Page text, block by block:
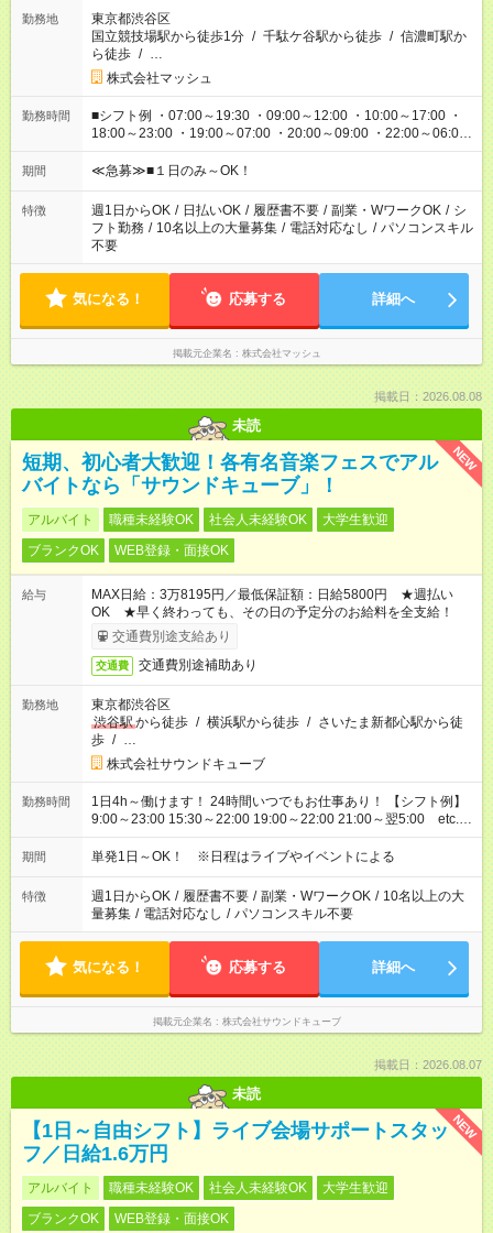
勤務地
東京都渋谷区
国立競技場駅から徒歩1分 / 千駄ケ谷駅から徒歩 / 信濃町駅か
ら徒歩 / …
株式会社マッシュ
勤務時間
■シフト例 ・07:00～19:30 ・09:00～12:00 ・10:00～17:00 ・
18:00～23:00 ・19:00～07:00 ・20:00～09:00 ・22:00～06:00
etc ★最短で3時間で5,120円のお仕事から 15時間で2万円近く稼
げるお仕事も！ ご希望のお時間に合わせてご紹介！ ※シフトは
ください！
期間 ≪急募≫■１日のみ～OK！
特徴 週1日からOK / 日払いOK / 履歴書不要 / 副業・WワークOK / シ
フト勤務 / 10名以上の大量募集 / 電話対応なし / パソコンスキル
不要
気になる！ 応募する 詳細へ
掲載元企業名 株式会社マッシュ
掲載日：2026.08.08
未読
NEW
短期、初心者大歓迎！各有名音楽フェスでアル
バイトなら「サウンドキューブ」！
アルバイト 職種未経験OK 社会人未経験OK
大学生歓迎
ブランクOK
WEB登録・面接OK
給与
MAX日給：3万8195円／最低保証額：日給5800円 ★週払い
OK ★早く終わっても、その日の予定分のお給料を全支給！
交通費別途支給あり
交通費 交通費別途補助あり
勤務地
東京都渋谷区
渋谷駅から徒歩 / 横浜駅から徒歩 / さいたま新都心駅から徒
歩 / …
株式会社サウンドキューブ
勤務時間
1日4h～働けます！ 24時間いつでもお仕事あり！ 【シフト例】
9:00～23:00 15:30～22:00 19:00～22:00 21:00～翌5:00 etc...
※現場により異なります 【日給例】 案内／1万5743円（9:00～
23:00） グッズ販売／1万5503円（8:00～22:00） 会場準備／
5:00）
期間 単発1日～OK！ ※日程はライブやイベントによる
特徴 週1日からOK / 履歴書不要 / 副業・WワークOK / 10名以上の大
量募集 / 電話対応なし / パソコンスキル不要
気になる！ 応募する 詳細へ
掲載元企業名 株式会社サウンドキューブ
掲載日：2026.08.07
未読
NEW
【1日～自由シフト】ライブ会場サポートスタッ
フ／日給1.6万円
アルバイト 職種未経験OK 社会人未経験OK
大学生歓迎
ブランクOK
WEB登録・面接OK